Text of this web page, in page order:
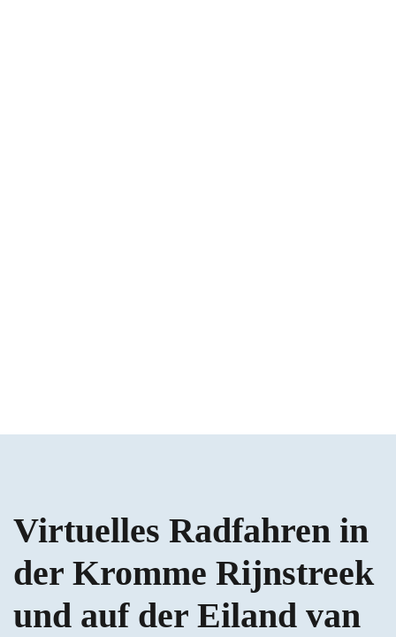
Virtuelles Radfahren in
der Kromme Rijnstreek
und auf der Eiland van